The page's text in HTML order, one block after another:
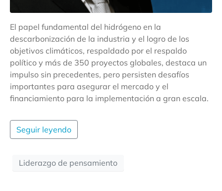
El papel fundamental del hidrógeno en la
descarbonización de la industria y el logro de los
objetivos climáticos, respaldado por el respaldo
político y más de 350 proyectos globales, destaca un
impulso sin precedentes, pero persisten desafíos
importantes para asegurar el mercado y el
financiamiento para la implementación a gran escala.
Seguir leyendo
Liderazgo de pensamiento